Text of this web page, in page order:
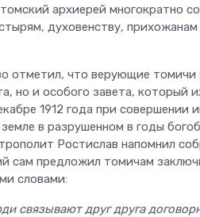
архиерей многократно
духовенству,
отметил, что верующие томичи
но и особого завета, который
1912 года при совершении
в разрушенном в годы
Ростислав напомнил
сам предложил томичам
словами:
связывают друг друга